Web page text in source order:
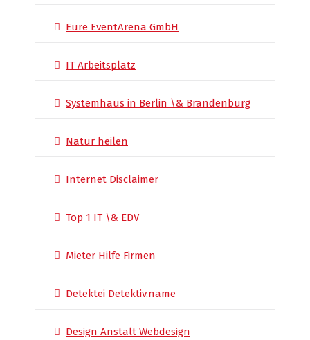
Eure EventArena GmbH
IT Arbeitsplatz
Systemhaus in Berlin \& Brandenburg
Natur heilen
Internet Disclaimer
Top 1 IT \& EDV
Mieter Hilfe Firmen
Detektei Detektiv.name
Design Anstalt Webdesign